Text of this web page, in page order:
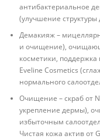
антибактериальное
(улучшение
Демакияж –
и очищение),
косметики,
Eveline Cosmetics
нормального
Очищение – скраб от
укрепление дермы),
избыточным
Чистая кожа актив от